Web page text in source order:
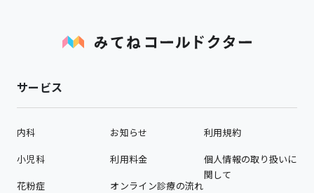
サービス
内科
小児科
花粉症
お知らせ
利用料金
オンライン診療の流れ
利用規約
個人情報の取り扱いに
関して